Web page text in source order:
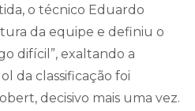
o técnico Eduardo
da equipe e definiu o
difícil”, exaltando a
da classificação foi
decisivo mais uma vez.